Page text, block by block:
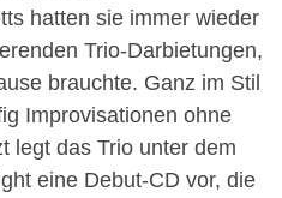
hatten sie immer wieder
Trio-Darbietungen,
brauchte. Ganz im Stil
Improvisationen ohne
legt das Trio unter dem
eine Debut-CD vor, die